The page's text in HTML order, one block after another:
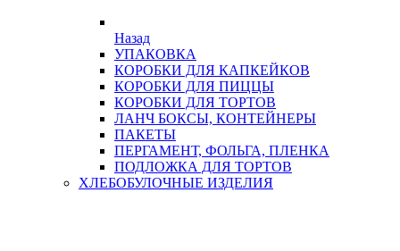
Назад
УПАКОВКА
КОРОБКИ ДЛЯ КАПКЕЙКОВ
КОРОБКИ ДЛЯ ПИЦЦЫ
КОРОБКИ ДЛЯ ТОРТОВ
ЛАНЧ БОКСЫ, КОНТЕЙНЕРЫ
ПАКЕТЫ
ПЕРГАМЕНТ, ФОЛЬГА, ПЛЕНКА
ПОДЛОЖКА ДЛЯ ТОРТОВ
ХЛЕБОБУЛОЧНЫЕ ИЗДЕЛИЯ